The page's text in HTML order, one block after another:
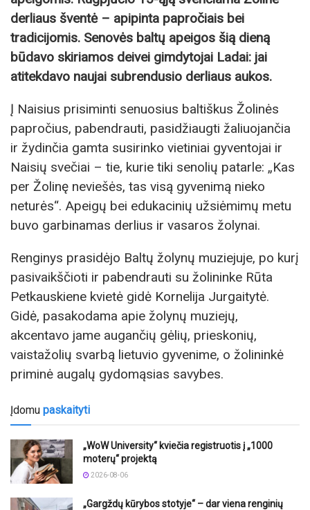
derliaus šventė – apipinta papročiais bei
tradicijomis. Senovės baltų apeigos šią dieną
būdavo skiriamos deivei gimdytojai Ladai: jai
atitekdavo naujai subrendusio derliaus aukos.
Į Naisius prisiminti senuosius baltiškus Žolinės
papročius, pabendrauti, pasidžiaugti žaliuojančia
ir žydinčia gamta susirinko vietiniai gyventojai ir
Naisių svečiai – tie, kurie tiki senolių patarle: „Kas
per Žolinę neviešės, tas visą gyvenimą nieko
neturės“. Apeigų bei edukacinių užsiėmimų metu
buvo garbinamas derlius ir vasaros žolynai.
Renginys prasidėjo Baltų žolynų muziejuje, po kurį
pasivaikščioti ir pabendrauti su žolininke Rūta
Petkauskiene kvietė gidė Kornelija Jurgaitytė.
Gidė, pasakodama apie žolynų muziejų,
akcentavo jame augančių gėlių, prieskonių,
vaistažolių svarbą lietuvio gyvenime, o žolininkė
priminė augalų gydomąsias savybes.
Įdomu paskaityti
„WoW University“ kviečia registruotis į „1000
moterų“ projektą
2026-08-06
„Gargždų kūrybos stotyje“ – dar viena renginių